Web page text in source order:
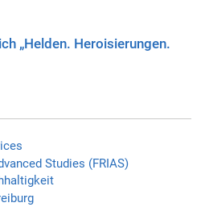
„Helden. Heroisierungen.
Studies (FRIAS)